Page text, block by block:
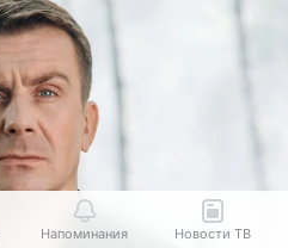
Напоминания Новости ТВ